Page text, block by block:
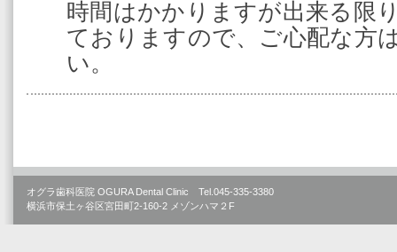
時間はかかりますが出来る限
ておりますので、ご心配な方
い。
オグラ歯科医院 OGURA Dental Clinic Tel.045-335-3380
横浜市保土ヶ谷区宮田町2-160-2 メゾンハマ２F